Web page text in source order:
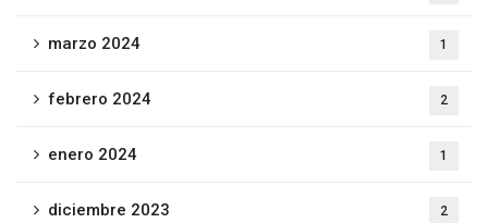
marzo 2024 1
febrero 2024 2
enero 2024 1
diciembre 2023 2